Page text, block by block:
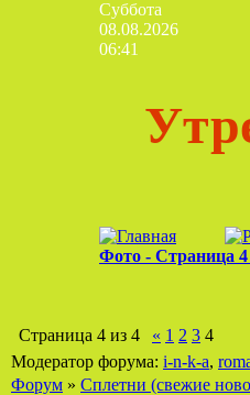
Суббота
08.08.2026
06:41
Фото - Страница
Страница 4 из 4 « 1 2 3 4
Модератор форума: i-n-k-a,
Форум » Сплетни (свежие